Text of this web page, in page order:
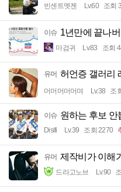
빈센트멧젠 Lv.60 조회
이슈 1년만에 끝나
마검귀 Lv.83 조회
유머 허언증 갤러리
머머머머머며 Lv.38 조
이슈 원하는 후보 안
Disifi Lv.39 조회 2270
유머 제작비가 이해
드라고노브 Lv.90